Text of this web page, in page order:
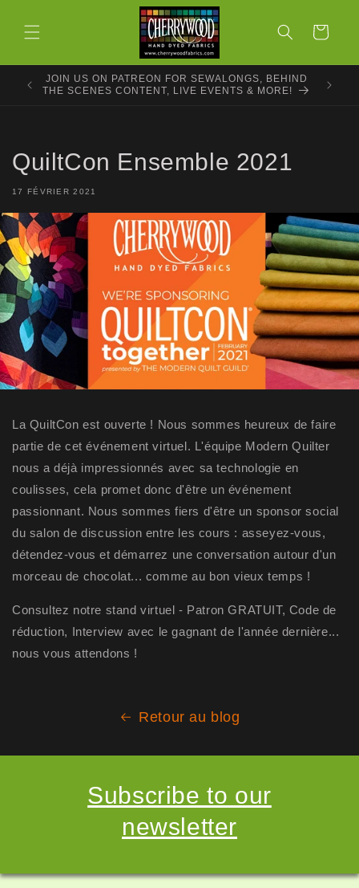
au
Panier
JOIN US ON PATREON FOR SEWALONGS, BEHIND
THE SCENES CONTENT, LIVE EVENTS & MORE!
QuiltCon Ensemble 2021
17 FÉVRIER 2021
La QuiltCon est ouverte ! Nous sommes heureux de faire
partie de cet événement virtuel. L'équipe Modern Quilter
nous a déjà impressionnés avec sa technologie en
coulisses, cela promet donc d'être un événement
passionnant. Nous sommes fiers d'être un sponsor social
du salon de discussion entre les cours : asseyez-vous,
détendez-vous et démarrez une conversation autour d'un
morceau de chocolat... comme au bon vieux temps !
Consultez notre stand virtuel - Patron GRATUIT, Code de
réduction, Interview avec le gagnant de l'année dernière...
nous vous attendons !
Retour au blog
Subscribe to our
newsletter